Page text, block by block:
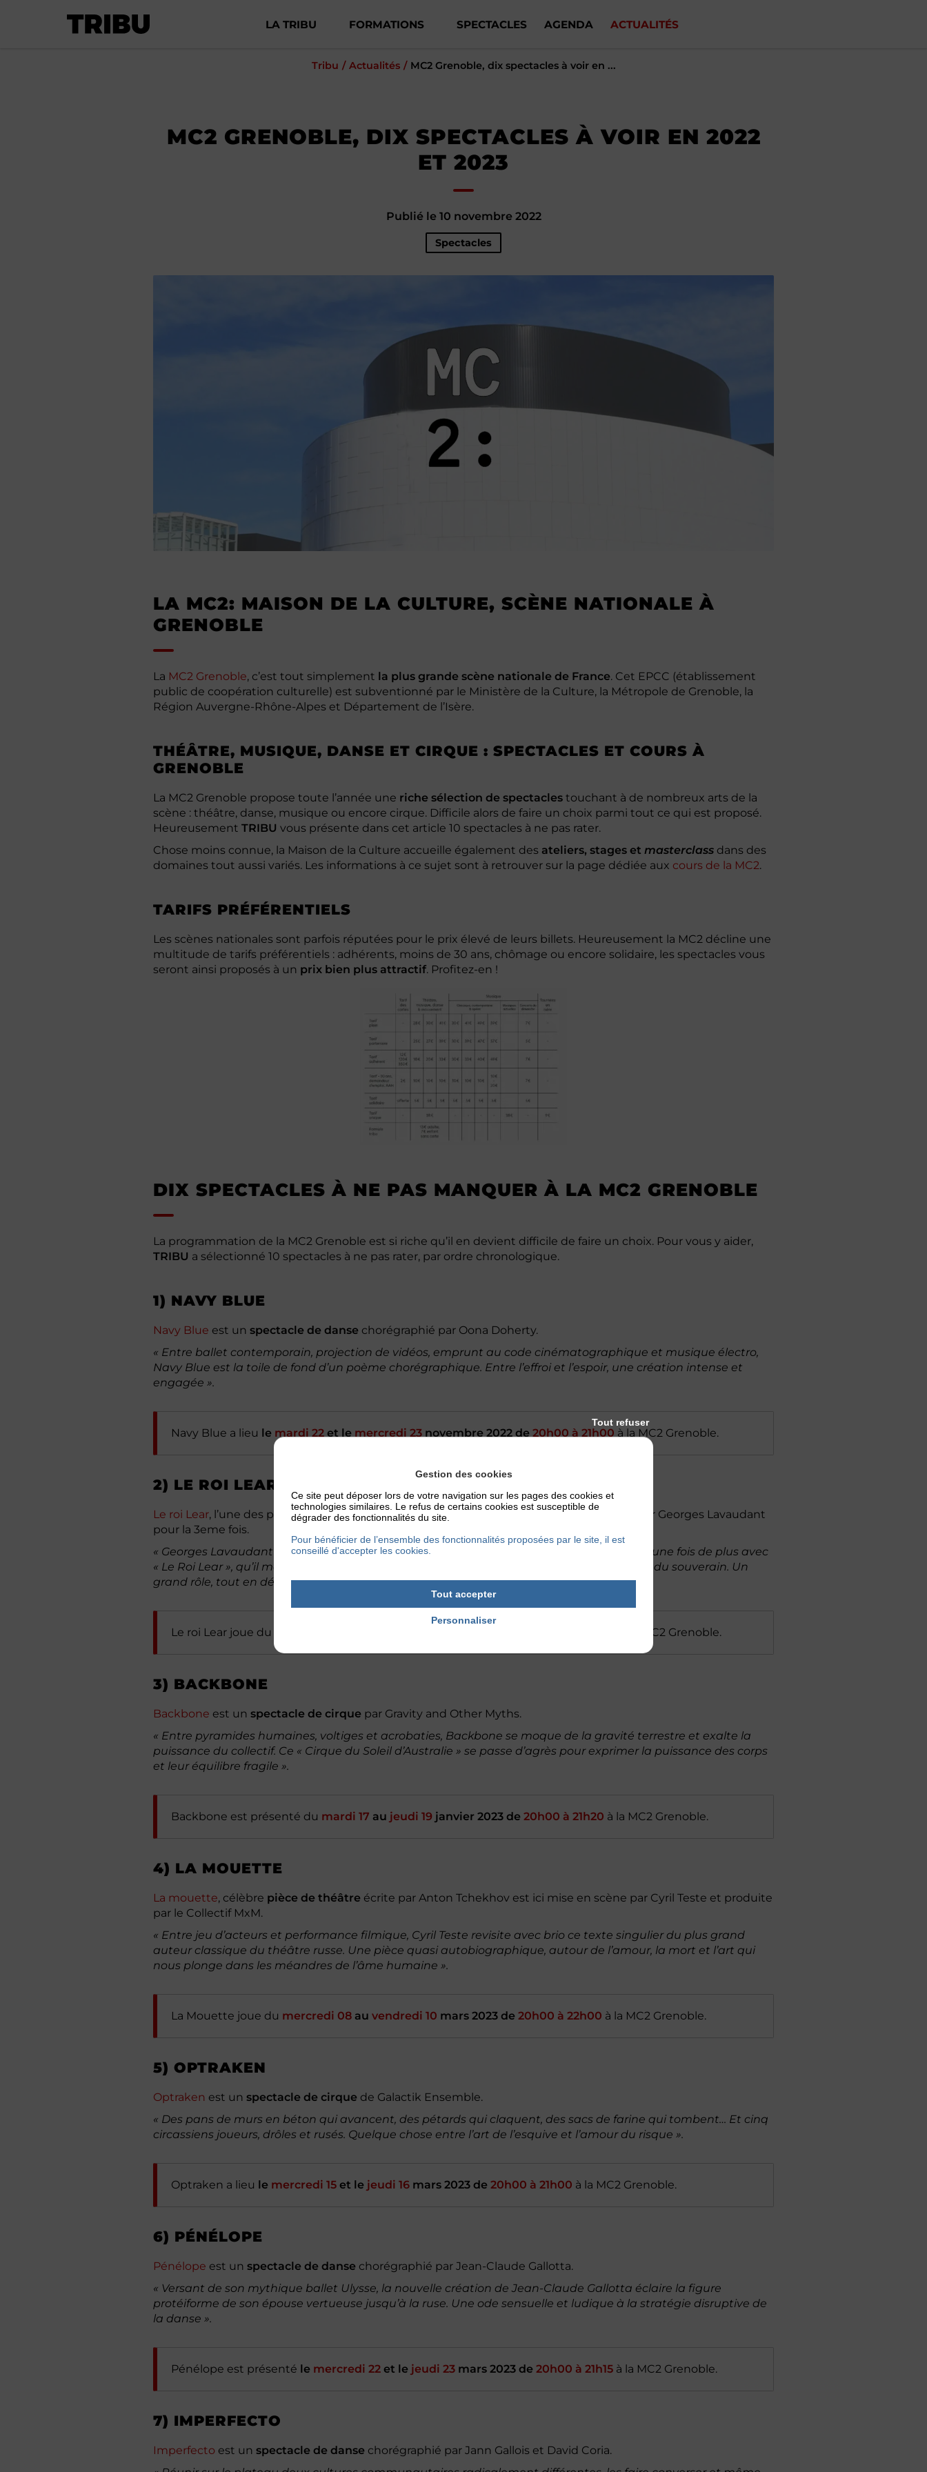
LA TRIBU FORMATIONS SPECTACLES AGENDA ACTUALITÉS
Tribu Actualités MC2 Grenoble, dix spectacles à voir en ...
MC2 GRENOBLE, DIX SPECTACLES À VOIR EN 2022
ET 2023
Publié le 10 novembre 2022
Spectacles
LA MC2: MAISON DE LA CULTURE, SCÈNE NATIONALE À
GRENOBLE
La MC2 Grenoble, c’est tout simplement la plus grande scène nationale de France. Cet EPCC (établissement
public de coopération culturelle) est subventionné par le Ministère de la Culture, la Métropole de Grenoble, la
Région Auvergne-Rhône-Alpes et Département de l’Isère.
THÉÂTRE, MUSIQUE, DANSE ET CIRQUE : SPECTACLES ET COURS À
GRENOBLE
La MC2 Grenoble propose toute l’année une riche sélection de spectacles touchant à de nombreux arts de la
scène : théâtre, danse, musique ou encore cirque. Difficile alors de faire un choix parmi tout ce qui est proposé.
Heureusement TRIBU vous présente dans cet article 10 spectacles à ne pas rater.
Chose moins connue, la Maison de la Culture accueille également des ateliers, stages et masterclass dans des
domaines tout aussi variés. Les informations à ce sujet sont à retrouver sur la page dédiée aux cours de la MC2.
TARIFS PRÉFÉRENTIELS
Les scènes nationales sont parfois réputées pour le prix élevé de leurs billets. Heureusement la MC2 décline une
multitude de tarifs préférentiels : adhérents, moins de 30 ans, chômage ou encore solidaire, les spectacles vous
seront ainsi proposés à un prix bien plus attractif. Profitez-en !
DIX SPECTACLES À NE PAS MANQUER À LA MC2 GRENOBLE
La programmation de la MC2 Grenoble est si riche qu’il en devient difficile de faire un choix. Pour vous y aider,
TRIBU a sélectionné 10 spectacles à ne pas rater, par ordre chronologique.
1) NAVY BLUE
Navy Blue est un spectacle de danse chorégraphié par Oona Doherty.
« Entre ballet contemporain, projection de vidéos, emprunt au code cinématographique et musique électro,
Navy Blue est la toile de fond d’un poème chorégraphique. Entre l’effroi et l’espoir, une création intense et
engagée ».
Navy Blue a lieu le mardi 22 et le mercredi 23 novembre 2022 de 20h00 à 21h00 à la MC2 Grenoble.
2) LE ROI LEAR
Le roi Lear, l’une des plus célèbrepièces de théâtrede William Shakespeare, est monté par Georges Lavaudant
pour la 3eme fois.
« Georges Lavaudant est un réel amoureux du théâtre de Shakespeare. Il nous le prouve une fois de plus avec
« Le Roi Lear », qu’il monte pour la 3e fois. À ses côtés, Jacques Weber endosse le costume du souverain. Un
grand rôle, tout en démesure ».
Le roi Lear joue du à la MC2 Grenoble.
3) BACKBONE
Backbone est un spectacle de cirque par Gravity and Other Myths.
« Entre pyramides humaines, voltiges et acrobaties, Backbone se moque de la gravité terrestre et exalte la
puissance du collectif. ­­­Ce « Cirque du Soleil d’Australie » se passe d’agrès pour exprimer la puissance des corps
et leur équilibre fragile ».
Backbone est présenté du mardi 17 au jeudi 19 janvier 2023 de 20h00 à 21h20 à la MC2 Grenoble.
4) LA MOUETTE
La mouette, célèbre pièce de théâtre écrite par Anton Tchekhov est ici mise en scène par Cyril Teste et produite
par le Collectif MxM.
« Entre jeu d’acteurs et performance filmique, Cyril Teste revisite avec brio ce texte singulier du plus grand
auteur classique du théâtre russe. Une pièce quasi autobiographique, autour de l’amour, la mort et l’art qui
nous plonge dans les méandres de l’âme humaine ».
La Mouette joue du mercredi 08 au vendredi 10 mars 2023 de 20h00 à 22h00 à la MC2 Grenoble.
5) OPTRAKEN
Optraken est un spectacle de cirque de Galactik Ensemble.
« Des pans de murs en béton qui avancent, des pétards qui claquent, des sacs de farine qui tombent… Et cinq
circassiens joueurs, drôles et rusés. Quelque chose entre l’art de l’esquive et l’amour du risque ».
Optraken a lieu le mercredi 15 et le jeudi 16 mars 2023 de 20h00 à 21h00 à la MC2 Grenoble.
6) PÉNÉLOPE
Pénélope est un spectacle de danse chorégraphié par Jean-Claude Gallotta.
« Versant de son mythique ballet Ulysse, la nouvelle création de Jean-Claude Gallotta éclaire la figure
protéiforme de son épouse vertueuse jusqu’à la ruse. Une ode sensuelle et ludique à la stratégie disruptive de
la danse ».
Pénélope est présenté le mercredi 22 et le jeudi 23 mars 2023 de 20h00 à 21h15 à la MC2 Grenoble.
7) IMPERFECTO
Imperfecto est un spectacle de danse chorégraphié par Jann Gallois et David Coria.
Gestion des cookies
Ce site peut déposer lors de votre navigation sur les pages des cookies et
technologies similaires. Le refus de certains cookies est susceptible de
dégrader des fonctionnalités du site.
Pour bénéficier de l’ensemble des fonctionnalités proposées par le site, il est
conseillé d'accepter les cookies.
Tout accepter
Tout refuser
Personnaliser